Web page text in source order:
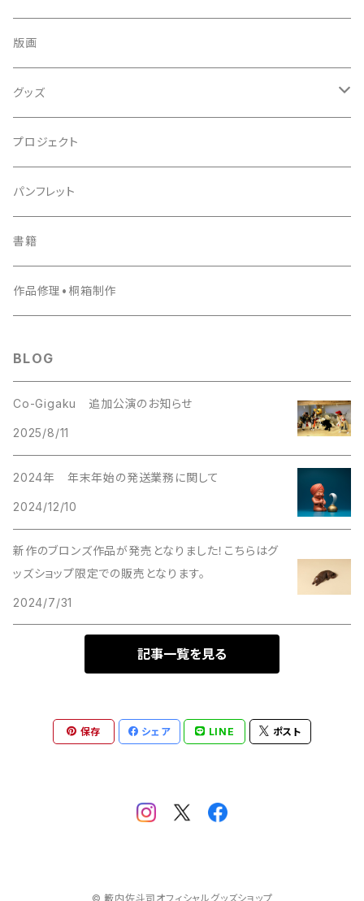
版画
グッズ
ストラップ
その他
プロジェクト
パンフレット
書籍
作品修理•桐箱制作
BLOG
Co-Gigaku 追加公演のお知らせ
2025/8/11
2024年 年末年始の発送業務に関して
2024/12/10
新作のブロンズ作品が発売となりました！こちらはグ
ッズショップ限定での販売となります。
2024/7/31
記事一覧を見る
保存 シェア LINE ポスト
© 籔内佐斗司オフィシャルグッズショップ